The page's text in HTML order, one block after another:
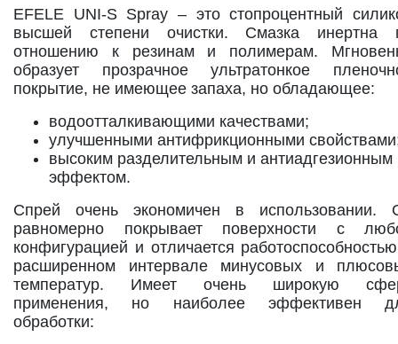
EFELE UNI-S Spray – это стопроцентный
высшей степени очистки. Смазка инертна
отношению к резинам и полимерам.
образует прозрачное ультратонкое
покрытие, не имеющее запаха, но обладающее:
водоотталкивающими качествами;
улучшенными антифрикционными
высоким разделительным и антиадгезионным
эффектом.
Спрей очень экономичен в использовании.
равномерно покрывает поверхности с
конфигурацией и отличается
расширенном интервале минусовых и
температур. Имеет очень широкую
применения, но наиболее эффективен
обработки: